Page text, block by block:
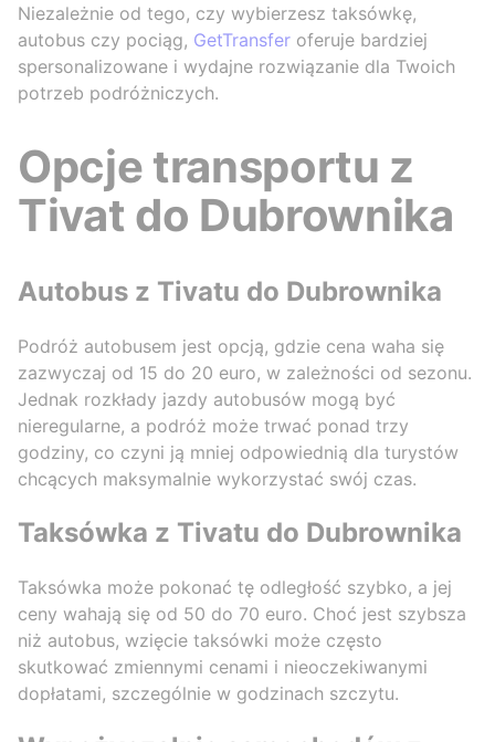
Niezależnie od tego, czy wybierzesz taksówkę,
autobus czy pociąg, GetTransfer oferuje bardziej
spersonalizowane i wydajne rozwiązanie dla Twoich
potrzeb podróżniczych.
Opcje transportu z
Tivat do Dubrownika
Autobus z Tivatu do Dubrownika
Podróż autobusem jest opcją, gdzie cena waha się
zazwyczaj od 15 do 20 euro, w zależności od sezonu.
Jednak rozkłady jazdy autobusów mogą być
nieregularne, a podróż może trwać ponad trzy
godziny, co czyni ją mniej odpowiednią dla turystów
chcących maksymalnie wykorzystać swój czas.
Taksówka z Tivatu do Dubrownika
Taksówka może pokonać tę odległość szybko, a jej
ceny wahają się od 50 do 70 euro. Choć jest szybsza
niż autobus, wzięcie taksówki może często
skutkować zmiennymi cenami i nieoczekiwanymi
dopłatami, szczególnie w godzinach szczytu.